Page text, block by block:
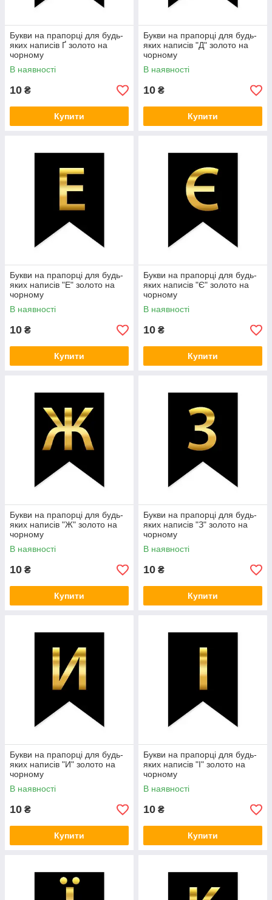
Букви на прапорці для будь-
яких написів Ґ золото на
чорному
В наявності
10 ₴
Купити
Букви на прапорці для будь-
яких написів "Д" золото на
чорному
В наявності
10 ₴
Купити
Букви на прапорці для будь-
яких написів "Е" золото на
чорному
В наявності
10 ₴
Купити
Букви на прапорці для будь-
яких написів "Є" золото на
чорному
В наявності
10 ₴
Купити
Букви на прапорці для будь-
яких написів "Ж" золото на
чорному
В наявності
10 ₴
Купити
Букви на прапорці для будь-
яких написів "З" золото на
чорному
В наявності
10 ₴
Купити
Букви на прапорці для будь-
яких написів "И" золото на
чорному
В наявності
10 ₴
Купити
Букви на прапорці для будь-
яких написів "І" золото на
чорному
В наявності
10 ₴
Купити